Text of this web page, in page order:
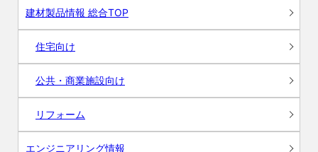
建材製品情報 総合TOP
住宅向け
公共・商業施設向け
リフォーム
エンジニアリング情報